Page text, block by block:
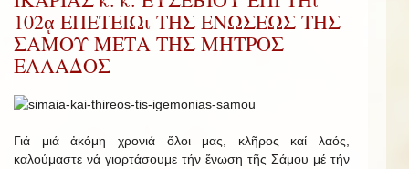
102ᾳ ΕΠΕΤΕΙΩι ΤΗΣ ΕΝΩΣΕΩΣ ΤΗΣ
ΣΑΜΟΥ ΜΕΤΑ ΤΗΣ ΜΗΤΡΟΣ
ΕΛΛΑΔΟΣ
Γιά μιά ἀκόμη χρονιά ὅλοι μας, κλῆρος καί λαός,
καλούμαστε νά γιορτάσουμε τήν ἕνωση τῆς Σάμου μέ τήν